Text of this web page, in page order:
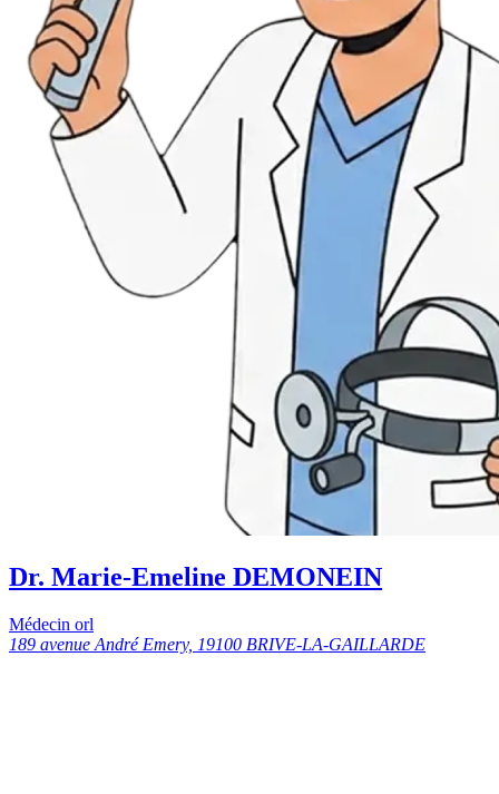
Dr. Marie-Emeline DEMONEIN
Médecin orl
189 avenue André Emery, 19100 BRIVE-LA-GAILLARDE